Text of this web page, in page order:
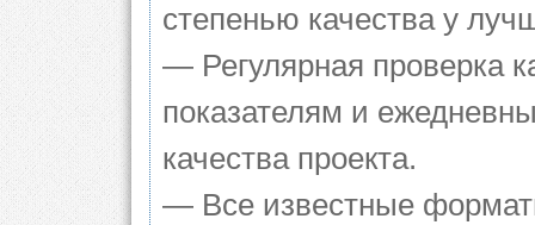
степенью качества у
— Регулярная проверка
показателям и
качества проекта.
— Все известные